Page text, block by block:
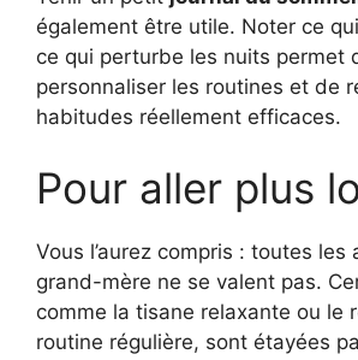
également être utile. Noter ce
ce qui perturbe les nuits permet
personnaliser les routines et de
habitudes réellement efficaces.
Pour aller plus
Vous l’aurez compris : toutes les
grand-mère ne se valent pas.
comme la tisane relaxante ou le
routine régulière, sont étayées